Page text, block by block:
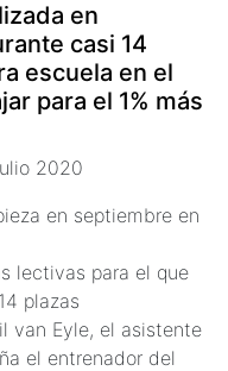
en
casi 14
escuela en el
para el 1% más
2020
en septiembre en
lectivas para el que
plazas
van Eyle, el asistente
el entrenador del